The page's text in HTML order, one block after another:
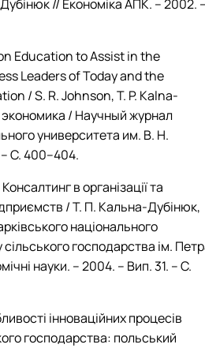
// Економіка АПК. – 2002.
Education to Assist in the
Leaders of Today and the
/ S. R.Johnson, T. P. Kalna-
/ Научный журнал
университета им. В. Н.
С. 400–404.
в організації та
/ Т. П. Кальна-Дубінюк,
національного
сільського господарства ім.
науки. – 2004. – Вип. 31. – С.
інноваційних процесів
господарства: польський